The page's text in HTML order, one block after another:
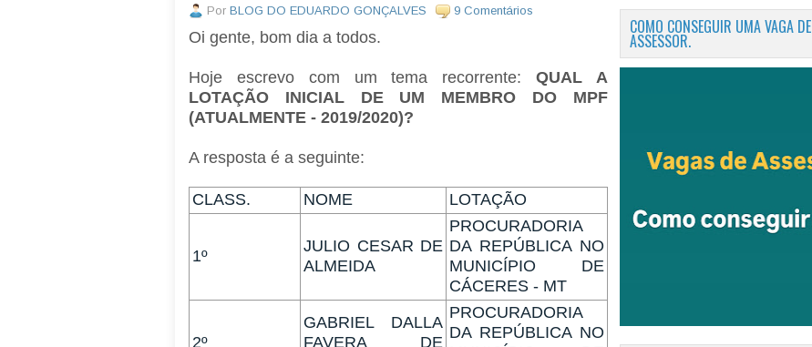
Por BLOG DO EDUARDO GONÇALVES 9 Comentários
Oi gente, bom dia a todos.
Hoje escrevo com um tema recorrente:QUAL A
LOTAÇÃO INICIAL DE UM MEMBRO DO MPF
(ATUALMENTE - 2019/2020)?
A resposta é a seguinte:
CLASS. NOME LOTAÇÃO
1º
JULIO CESAR DE
ALMEIDA
PROCURADORIA
DA REPÚBLICA NO
MUNICÍPIO DE
CÁCERES - MT
2º
GABRIEL DALLA
FAVERA DE
PROCURADORIA
DA REPÚBLICA NO
COMO CONSEGUIR UMA VAGA DE
ASSESSOR.